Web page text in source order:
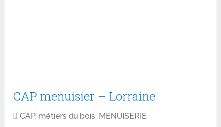
CAP menuisier – Lorraine
CAP,métiers du bois, MENUISERIE